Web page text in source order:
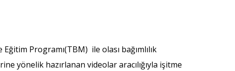
Programı(TBM) ile olası bağımlılık
yönelik hazırlanan videolar aracılığıyla işitme